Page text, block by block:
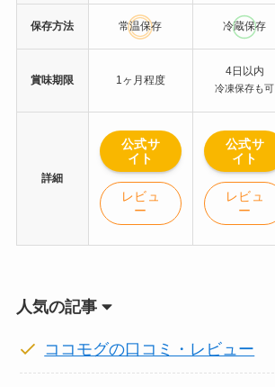
保存方法 常温保存 冷蔵保存
賞味期限 1ヶ月程度
4日以内
冷凍保存も可
詳細
公式サ
イト
レビュ
ー
公式サ
イト
レビュ
ー
人気の記事
ココモグの口コミ・レビュー